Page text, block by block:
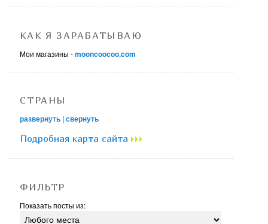
КАК Я ЗАРАБАТЫВАЮ
Мои магазины -mooncoocoo.com
СТРАНЫ
развернуть |свернуть
Подробная карта сайта
ФИЛЬТР
Показать посты из: